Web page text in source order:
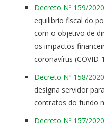
Decreto Nº 159/2020
equilibrio fiscal do
com o objetivo de
os impactos
coronavírus (COVID-
Decreto Nº 158/2020
designa servidor
contratos do fundo
Decreto Nº 157/2020